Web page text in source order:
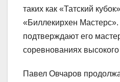
таких как «Татский
«Биллекирхен
подтверждают его
соревнованиях
Павел Овчаров